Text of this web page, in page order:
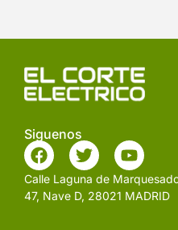
Siguenos
Calle Laguna de
47, Nave D, 28021 MADRID